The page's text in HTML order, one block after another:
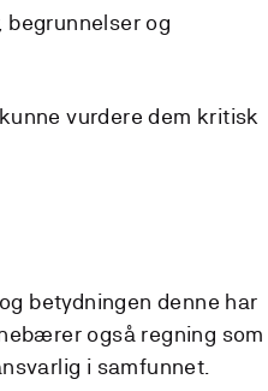
og
vurdere dem kritisk
betydningen denne har
også regning som
i samfunnet.